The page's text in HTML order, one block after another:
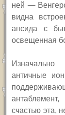
ней —
видна
апсида с
освещенная
античные
счастью эта,